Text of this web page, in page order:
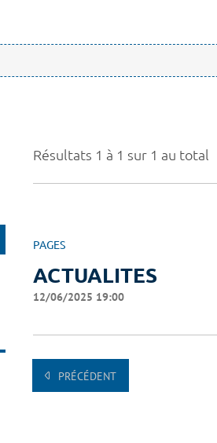
Résultats 1 à 1 sur 1 au total
PAGES
ACTUALITES
12/06/2025 19:00
PRÉCÉDENT